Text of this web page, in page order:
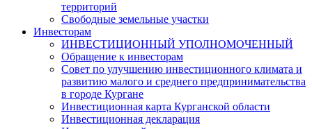
территорий
Свободные земельные участки
Инвесторам
ИНВЕСТИЦИОННЫЙ УПОЛНОМОЧЕННЫЙ
Обращение к инвесторам
Совет по улучшению инвестиционного климата и
развитию малого и среднего предпринимательства
в городе Кургане
Инвестиционная карта Курганской области
Инвестиционная декларация